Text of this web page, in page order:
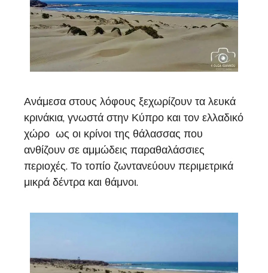
Ανάμεσα στους λόφους ξεχωρίζουν τα λευκά
κρινάκια, γνωστά στην Κύπρο και τον ελλαδικό
χώρο ως οι κρίνοι της θάλασσας που
ανθίζουν σε αμμώδεις παραθαλάσσιες
περιοχές. Το τοπίο ζωντανεύουν περιμετρικά
μικρά δέντρα και θάμνοι.